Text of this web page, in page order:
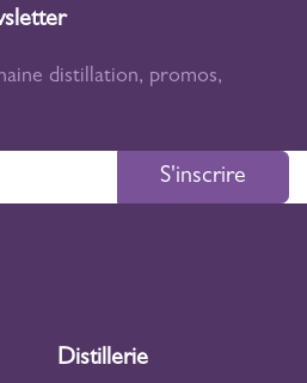
Distillerie
distillation, promos,
S'inscrire